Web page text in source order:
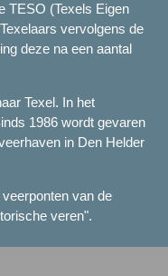
TESO (Texels Eigen
vervolgens de
deze na een aantal
Texel. In het
1986 wordt gevaren
in Den Helder
van de
veren".